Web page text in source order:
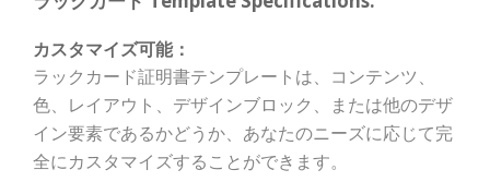
カスタマイズ可能：
ラックカード証明書テンプレートは、コンテンツ、
色、レイアウト、デザインブロック、または他のデザ
イン要素であるかどうか、あなたのニーズに応じて完
全にカスタマイズすることができます。